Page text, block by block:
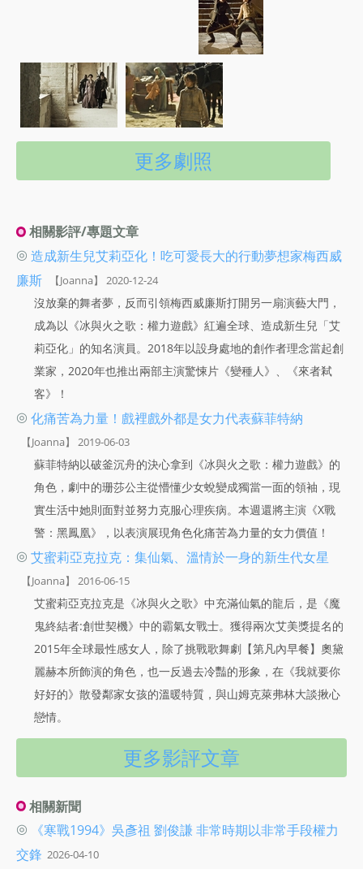
更多劇照
相關影評/專題文章
◎ 造成新生兒艾莉亞化！吃可愛長大的行動夢想家梅西威
廉斯
【Joanna】 2020-12-24
沒放棄的舞者夢，反而引領梅西威廉斯打開另一扇演藝大門，
成為以《冰與火之歌：權力遊戲》紅遍全球、造成新生兒「艾
莉亞化」的知名演員。2018年以設身處地的創作者理念當起創
業家，2020年也推出兩部主演驚悚片《變種人》、《來者弒
客》！
◎ 化痛苦為力量！戲裡戲外都是女力代表蘇菲特納
【Joanna】 2019-06-03
蘇菲特納以破釜沉舟的決心拿到《冰與火之歌：權力遊戲》的
角色，劇中的珊莎公主從懵懂少女蛻變成獨當一面的領袖，現
實生活中她則面對並努力克服心理疾病。本週還將主演《X戰
警：黑鳳凰》，以表演展現角色化痛苦為力量的女力價值！
◎ 艾蜜莉亞克拉克：集仙氣、溫情於一身的新生代女星
【Joanna】 2016-06-15
艾蜜莉亞克拉克是《冰與火之歌》中充滿仙氣的龍后，是《魔
鬼終結者:創世契機》中的霸氣女戰士。獲得兩次艾美獎提名的
2015年全球最性感女人，除了挑戰歌舞劇【第凡內早餐】奧黛
麗赫本所飾演的角色，也一反過去冷豔的形象，在《我就要你
好好的》散發鄰家女孩的溫暖特質，與山姆克萊弗林大談揪心
戀情。
更多影評文章
相關新聞
◎
《寒戰1994》吳彥祖 劉俊謙 非常時期以非常手段權力
交鋒 2026-04-10